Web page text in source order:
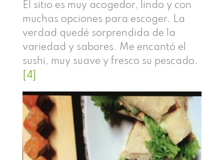
El sitio es muy acogedor, lindo y con
muchas opciones para escoger. La
verdad quedé sorprendida de la
variedad y sabores. Me encantó el
sushi, muy suave y fresco su pescado.
[4]